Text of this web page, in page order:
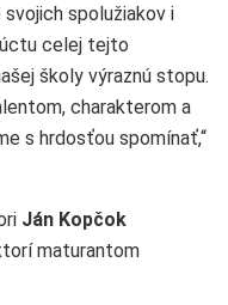
spolužiakov i
celej tejto
školy výraznú stopu.
charakterom a
s hrdosťou spomínať,“
Ján Kopčok
maturantom